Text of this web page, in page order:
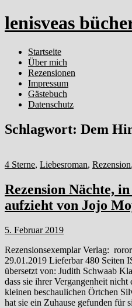
lenisveas
Startseite
Über mich
Rezensionen
Impressum
Gästebuch
Datenschutz
Schlagwort: Dem
4 Sterne, Liebesroman, Rezension,
Rezension Nächte,
aufzieht von Jojo
5. Februar 2019
Rezensionsexemplar Verlag:
29.01.2019 Lieferbar 480 Seiten
übersetzt von: Judith Schwaab
dass sie ihrer Vergangenheit
kleinen beschaulichen Örtchen
hat sie ein Zuhause gefunden